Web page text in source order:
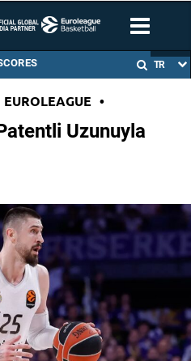
TR
EUROLEAGUE •
Uzunuyla